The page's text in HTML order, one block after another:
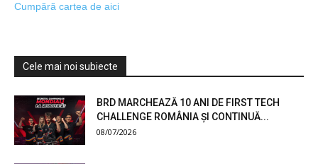
Cumpără cartea de aici
Cele mai noi subiecte
BRD MARCHEAZĂ 10 ANI DE FIRST TECH
CHALLENGE ROMÂNIA ȘI CONTINUĂ...
08/07/2026